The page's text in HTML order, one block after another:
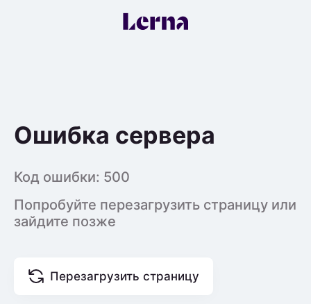
Ошибка сервера
Код ошибки: 500
Попробуйте перезагрузить страницу или
зайдите позже
Перезагрузить страницу